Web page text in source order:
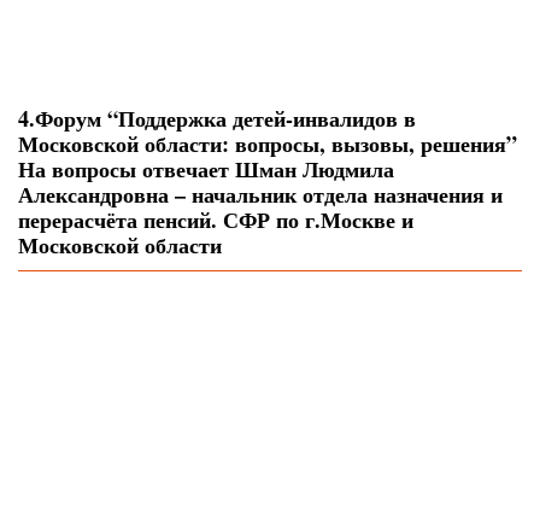
4.Форум “Поддержка детей-инвалидов в
Московской области: вопросы, вызовы, решения”
На вопросы отвечает Шман Людмила
Александровна – начальник отдела назначения и
перерасчёта пенсий. СФР по г.Москве и
Московской области